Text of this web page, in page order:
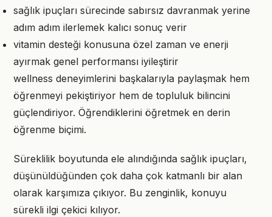
sağlık ipuçları sürecinde sabırsız davranmak yerine
adım adım ilerlemek kalıcı sonuç verir
vitamin desteği konusuna özel zaman ve enerji
ayırmak genel performansı iyileştirir
wellness deneyimlerini başkalarıyla paylaşmak hem
öğrenmeyi pekiştiriyor hem de topluluk bilincini
güçlendiriyor. Öğrendiklerini öğretmek en derin
öğrenme biçimi.
Süreklilik boyutunda ele alındığında sağlık ipuçları,
düşünüldüğünden çok daha çok katmanlı bir alan
olarak karşımıza çıkıyor. Bu zenginlik, konuyu
sürekli ilgi çekici kılıyor.